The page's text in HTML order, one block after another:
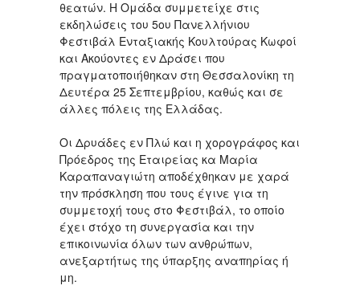
θεατών. Η Ομάδα συμμετείχε στις
εκδηλώσεις του 5ου Πανελλήνιου
Φεστιβάλ Ενταξιακής Κουλτούρας Κωφοί
και Ακούοντες εν Δράσει που
πραγματοποιήθηκαν στη Θεσσαλονίκη τη
Δευτέρα 25 Σεπτεμβρίου, καθώς και σε
άλλες πόλεις της Ελλάδας.
Οι Δρυάδες εν Πλώ και η χορογράφος και
Πρόεδρος της Εταιρείας κα Μαρία
Καραπαναγιώτη αποδέχθηκαν με χαρά
την πρόσκληση που τους έγινε για τη
συμμετοχή τους στο Φεστιβάλ, το οποίο
έχει στόχο τη συνεργασία και την
επικοινωνία όλων των ανθρώπων,
ανεξαρτήτως της ύπαρξης αναπηρίας ή
μη.